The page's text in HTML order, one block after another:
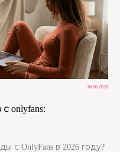
16.06.2026
onlyfans:
с OnlyFans в 2026 году?